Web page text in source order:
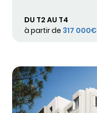
DU T2 AU T4
à partir de 317 000€